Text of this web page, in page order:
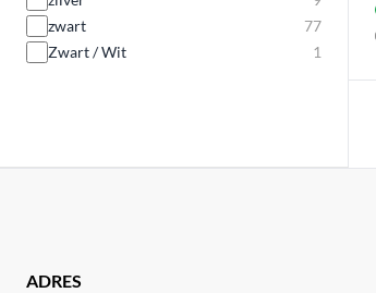
zwart
77
Zwart / Wit
1
ADRES